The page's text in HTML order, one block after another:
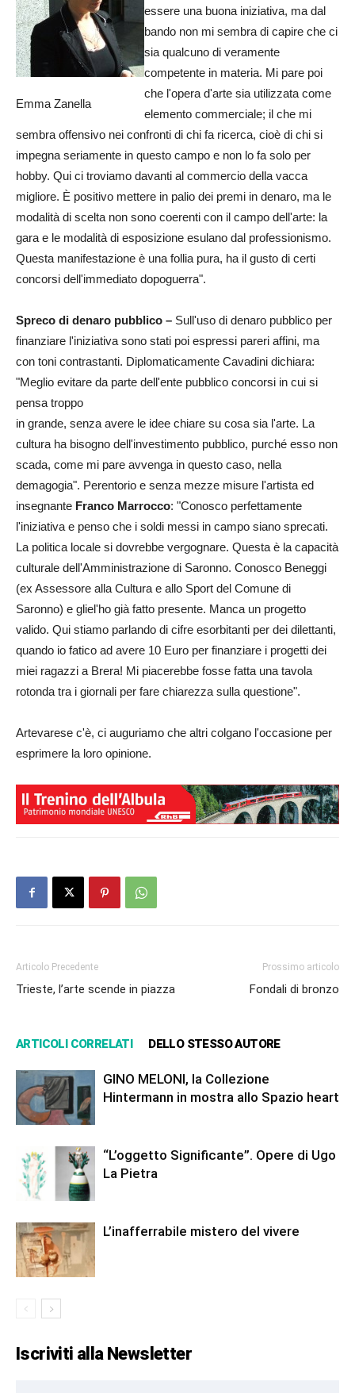
Emma Zanella
essere una buona iniziativa, ma dal
bando non mi sembra di capire che ci
sia qualcuno di veramente
competente in materia. Mi pare poi
che l'opera d'arte sia utilizzata come
elemento commerciale; il che mi
sembra offensivo nei confronti di chi fa ricerca, cioè di chi si
impegna seriamente in questo campo e non lo fa solo per
hobby. Qui ci troviamo davanti al commercio della vacca
migliore. È positivo mettere in palio dei premi in denaro, ma le
modalità di scelta non sono coerenti con il campo dell'arte: la
gara e le modalità di esposizione esulano dal professionismo.
Questa manifestazione è una follia pura, ha il gusto di certi
concorsi dell'immediato dopoguerra".
Spreco di denaro pubblico – Sull'uso di denaro pubblico per
finanziare l'iniziativa sono stati poi espressi pareri affini, ma
con toni contrastanti. Diplomaticamente Cavadini dichiara:
"Meglio evitare da parte dell'ente pubblico concorsi in cui si
pensa troppo
in grande, senza avere le idee chiare su cosa sia l'arte. La
cultura ha bisogno dell'investimento pubblico, purché esso non
scada, come mi pare avvenga in questo caso, nella
demagogia". Perentorio e senza mezze misure l'artista ed
insegnante Franco Marrocco: "Conosco perfettamente
l'iniziativa e penso che i soldi messi in campo siano sprecati.
La politica locale si dovrebbe vergognare. Questa è la capacità
culturale dell'Amministrazione di Saronno. Conosco Beneggi
(ex Assessore alla Cultura e allo Sport del Comune di
Saronno) e gliel'ho già fatto presente. Manca un progetto
valido. Qui stiamo parlando di cifre esorbitanti per dei dilettanti,
quando io fatico ad avere 10 Euro per finanziare i progetti dei
miei ragazzi a Brera! Mi piacerebbe fosse fatta una tavola
rotonda tra i giornali per fare chiarezza sulla questione".
Artevarese c'è, ci auguriamo che altri colgano l'occasione per
esprimere la loro opinione.
Articolo Precedente
Trieste, l’arte scende in piazza
Prossimo articolo
Fondali di bronzo
ARTICOLI CORRELATI DELLO STESSO AUTORE
GINO MELONI, la Collezione
Hintermann in mostra allo Spazio heart
“L’oggetto Significante”. Opere di Ugo
La Pietra
L’inafferrabile mistero del vivere
Iscriviti alla Newsletter